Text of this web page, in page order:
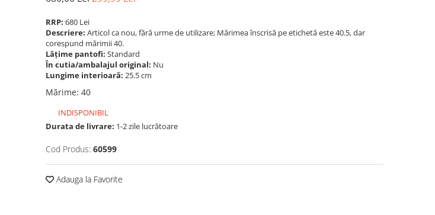
RRP: 680 Lei
Descriere: Articol ca nou, fără urme de utilizare; Mărimea înscrisă pe etichetă este 40.5, dar
corespund mărimii 40.
Lățime pantofi: Standard
În cutia/ambalajul original: Nu
Lungime interioară: 25.5 cm
Mărime: 40
INDISPONIBIL
Durata de livrare: 1-2 zile lucrătoare
Cod Produs: 60599
Adauga la Favorite